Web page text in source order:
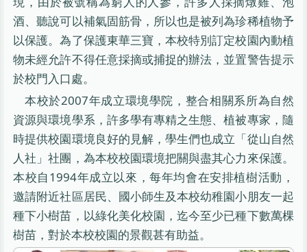
酒、聽說可以補氣固筋骨，所以也是被列為珍稀植物予
以保護。為了保護東華三寶，本校特別訂定校園內動植
物未經允許不得任意採摘或捕捉的辦法，並置警告提示
於校門入口處。
本校於2007年成立環境學院，整合相關系所為自然
資源與環境學系，許多學有專精之生態、植被專家，隨
時提供校園環境良好的見解，學生們也成立「從山自然
人社」社團，為本校校園環境把關與盡其心力來保護。
本校自1994年成立以來，每年均會在安排植樹活動，
邀請附近社區居民、國小師生及本校幼稚園小朋友一起
種下小樹苗，以綠化美化校園，迄今至少已種下數萬棵
樹苗，對於本校校園的景觀甚有助益。